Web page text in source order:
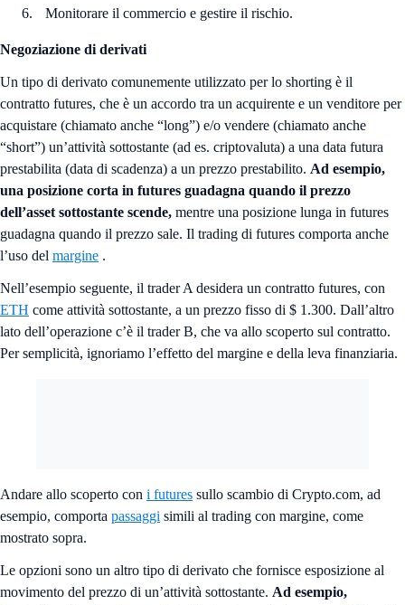
Monitorare il commercio e gestire il rischio.
Negoziazione di derivati
Un tipo di derivato comunemente utilizzato per lo shorting è il
contratto futures, che è un accordo tra un acquirente e un venditore per
acquistare (chiamato anche “long”) e/o vendere (chiamato anche
“short”) un’attività sottostante (ad es. criptovaluta) a una data futura
prestabilita (data di scadenza) a un prezzo prestabilito. Ad esempio,
una posizione corta in futures guadagna quando il prezzo
dell’asset sottostante scende, mentre una posizione lunga in futures
guadagna quando il prezzo sale. Il trading di futures comporta anche
l’uso del margine .
Nell’esempio seguente, il trader A desidera un contratto futures, con
ETH come attività sottostante, a un prezzo fisso di $ 1.300. Dall’altro
lato dell’operazione c’è il trader B, che va allo scoperto sul contratto.
Per semplicità, ignoriamo l’effetto del margine e della leva finanziaria.
Andare allo scoperto con i futures sullo scambio di Crypto.com, ad
esempio, comporta passaggi simili al trading con margine, come
mostrato sopra.
Le opzioni sono un altro tipo di derivato che fornisce esposizione al
movimento del prezzo di un’attività sottostante. Ad esempio,